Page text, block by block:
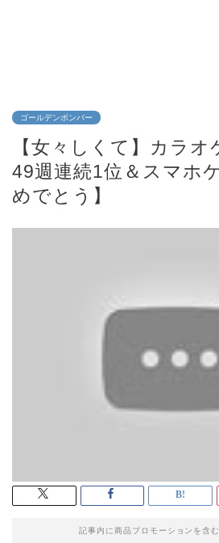
ゴールデンボンバー
【女々しくて】カラ
49週連続1位＆スマホ
めでとう】
記事内に商品プロモーションを含